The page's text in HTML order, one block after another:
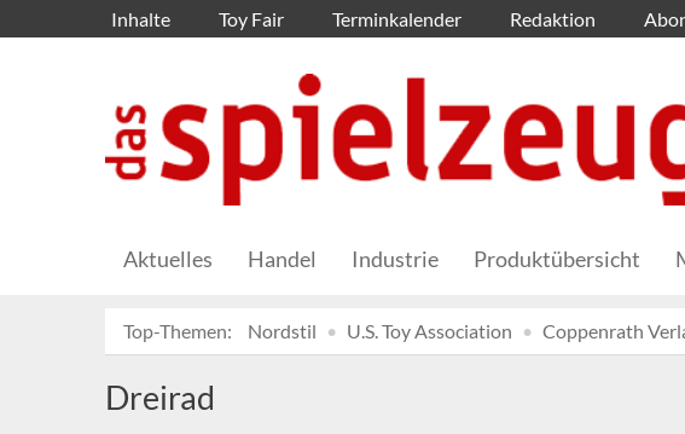
Inhalte Toy Fair Terminkalender Redaktion
Aktuelles Handel Industrie Produktübersicht
Top-Themen: Nordstil U.S. Toy Association Coppenrath
Dreirad